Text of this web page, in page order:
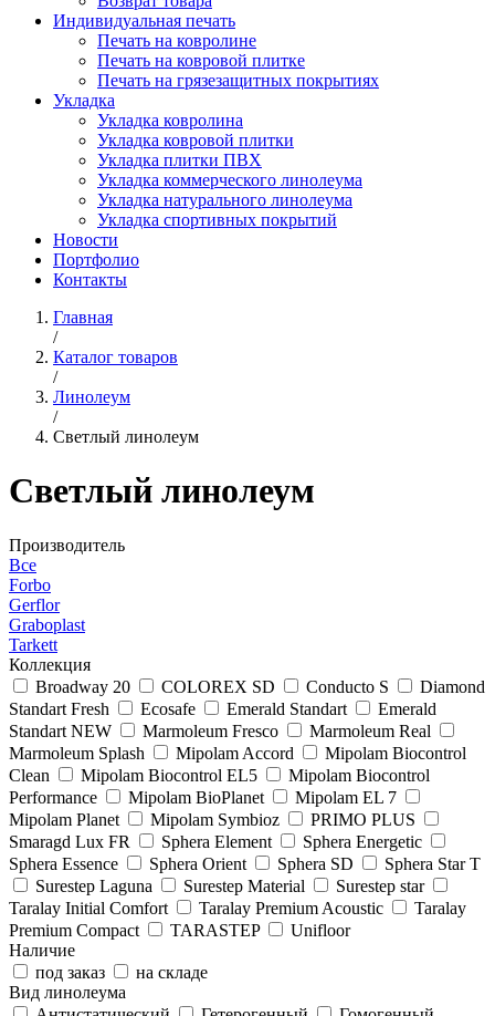
Индивидуальная печать
Печать на ковролине
Печать на ковровой плитке
Печать на грязезащитных покрытиях
Укладка
Укладка ковролина
Укладка ковровой плитки
Укладка плитки ПВХ
Укладка коммерческого линолеума
Укладка натурального линолеума
Укладка спортивных покрытий
Новости
Портфолио
Контакты
Главная
/
Каталог товаров
/
Линолеум
/
Светлый линолеум
Светлый линолеум
Производитель
Все
Forbo
Gerflor
Graboplast
Tarkett
Коллекция
Broadway 20
COLOREX SD Conducto S
Diamond
Standart Fresh
Ecosafe Emerald Standart
Emerald
Standart NEW
Marmoleum Fresco
Marmoleum Real
Marmoleum Splash
Mipolam Accord
Mipolam Biocontrol
Clean
Mipolam Biocontrol EL5
Mipolam Biocontrol
Performance
Mipolam BioPlanet
Mipolam EL 7
Mipolam Planet
Mipolam Symbioz
PRIMO PLUS
Smaragd Lux FR
Sphera Element
Sphera Energetic
Sphera Essence
Sphera Orient Sphera SD
Sphera Star T
Surestep Laguna
Surestep Material
Surestep star
Taralay Initial Comfort
Taralay Premium Acoustic
Taralay
Premium Compact
TARASTEP
Unifloor
Наличие
под заказ
на складе
Вид линолеума